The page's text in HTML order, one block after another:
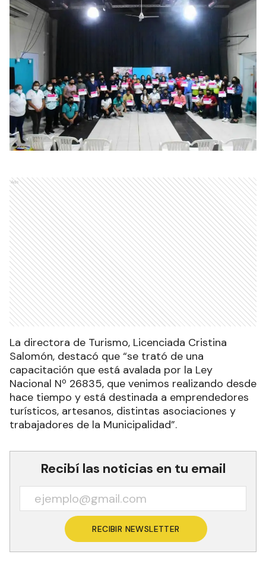
Ads
La directora de Turismo, Licenciada Cristina
Salomón, destacó que “se trató de una
capacitación que está avalada por la Ley
Nacional Nº 26835, que venimos realizando desde
hace tiempo y está destinada a emprendedores
turísticos, artesanos, distintas asociaciones y
trabajadores de la Municipalidad”.
Recibí las noticias en tu email
RECIBIR NEWSLETTER